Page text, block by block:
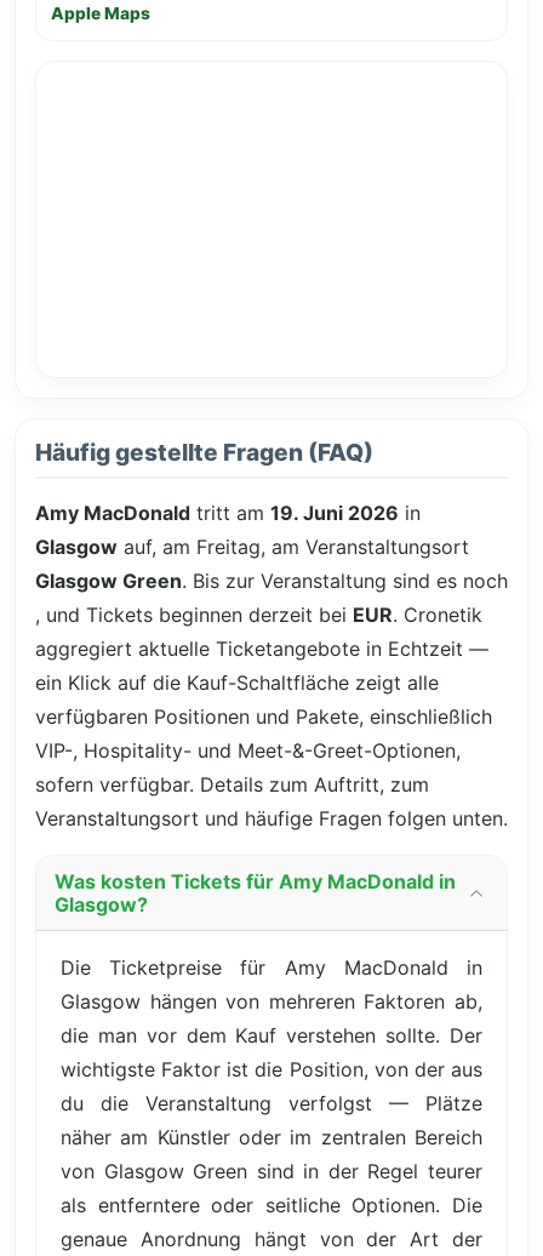
Apple Maps
Häufig gestellte Fragen (FAQ)
Amy MacDonald tritt am 19. Juni 2026 in
Glasgow auf, am Freitag, am Veranstaltungsort
Glasgow Green. Bis zur Veranstaltung sind es noch
, und Tickets beginnen derzeit bei EUR. Cronetik
aggregiert aktuelle Ticketangebote in Echtzeit —
ein Klick auf die Kauf-Schaltfläche zeigt alle
verfügbaren Positionen und Pakete, einschließlich
VIP-, Hospitality- und Meet-&-Greet-Optionen,
sofern verfügbar. Details zum Auftritt, zum
Veranstaltungsort und häufige Fragen folgen unten.
Was kosten Tickets für Amy MacDonald in
Glasgow?
Die Ticketpreise für Amy MacDonald in
Glasgow hängen von mehreren Faktoren ab,
die man vor dem Kauf verstehen sollte. Der
wichtigste Faktor ist die Position, von der aus
du die Veranstaltung verfolgst — Plätze
näher am Künstler oder im zentralen Bereich
von Glasgow Green sind in der Regel teurer
als entferntere oder seitliche Optionen. Die
genaue Anordnung hängt von der Art der